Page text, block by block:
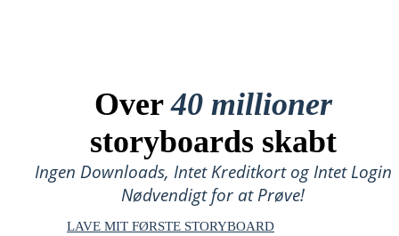
Over40 millioner
storyboards skabt
Ingen Downloads, Intet Kreditkort og Intet Login
Nødvendigt for at Prøve!
LAVE MIT FØRSTE STORYBOARD